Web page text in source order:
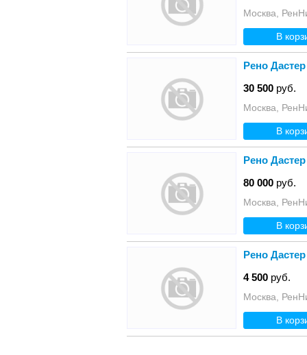
Москва,
В
Рено
30 500 руб.
Москва,
В
Рено
80 000 руб.
Москва,
В
Рено
4 500 руб.
Москва,
В